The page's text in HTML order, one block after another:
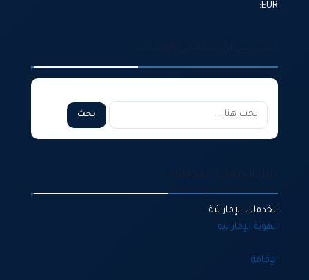
EUR:
بحث
الخدمات الإماراتية
الهوية الإماراتية
الإقامة